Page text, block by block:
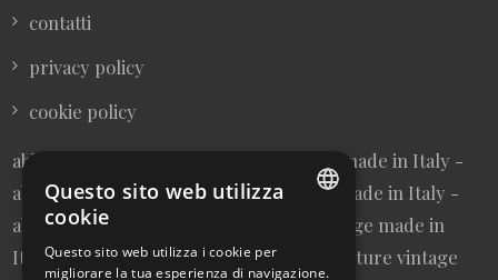
contatti
privacy policy
cookie policy
abbigliamento donna vintage sartoriale made in Italy -
abbigliamento uomo vintage sartoriale made in Italy -
abbigliamento da collezione - borse vintage made in
Italy - cravatte vintage made in Italy - cinture vintage
ENGLISH
Questo sito web utilizza
cookie
Questo sito web utilizza i cookie per
migliorare la tua esperienza di navigazione.